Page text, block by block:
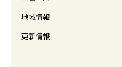
地域情報
更新情報